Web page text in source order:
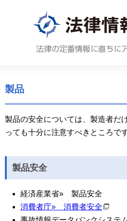
製品
製品の安全については、製造者だ
っても十分に注意すべきところです
製品安全
経済産業省» 製品安全
消費者庁» 消費者安全